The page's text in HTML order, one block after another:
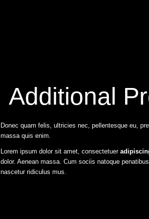
Additional
Donec quam felis, ultricies nec, pellentesque eu,
massa quis enim.
Lorem ipsum dolor sit amet, consectetuer
dolor. Aenean massa. Cum sociis natoque
nascetur ridiculus mus.